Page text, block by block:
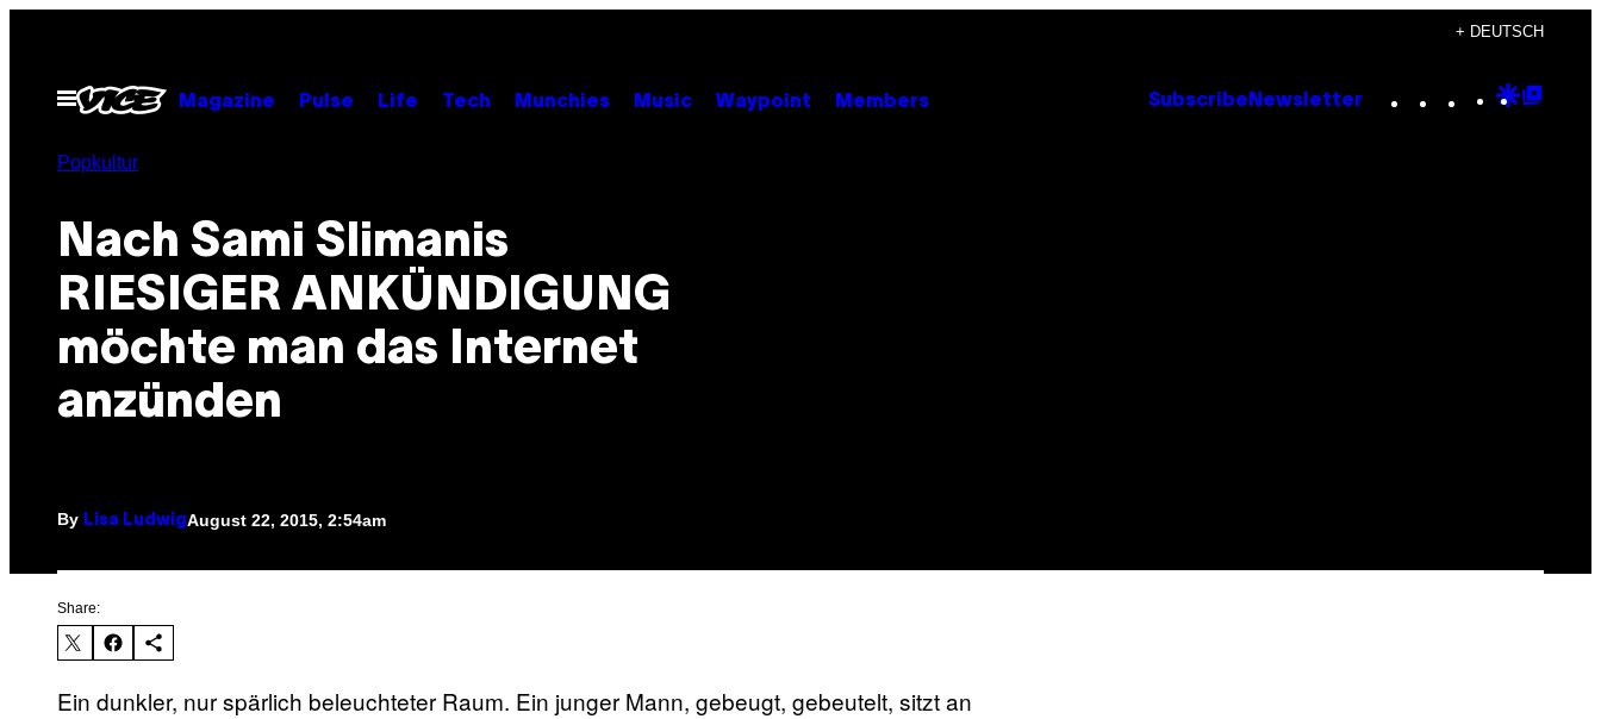
content
+ DEUTSCH
Open
Menu
Magazine Pulse Life Tech Munchies Music Waypoint Members Subscribe Newsletter Instagram
TikTok
YouTube
Google
Popkultur
Nach Sami Slimanis
RIESIGER ANKÜNDIGUNG
möchte man das Internet
anzünden
By Lisa Ludwig August 22, 2015, 2:54am
Share:
Ein dunkler, nur spärlich beleuchteter Raum. Ein junger Mann, gebeugt, gebeutelt, sitzt an